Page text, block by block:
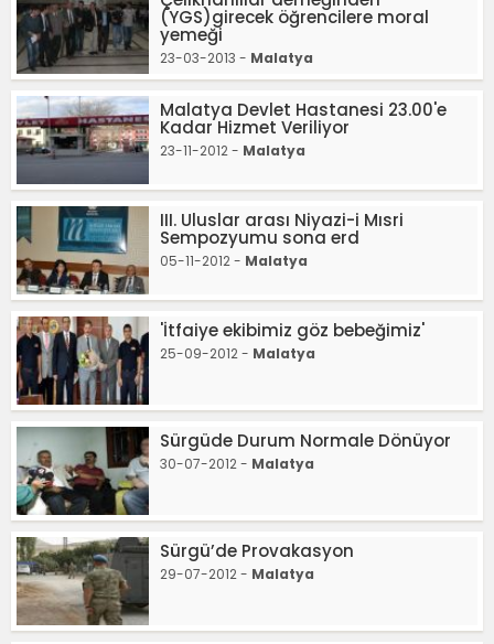
(YGS)girecek öğrencilere moral
yemeği
23-03-2013 - Malatya
Malatya Devlet Hastanesi 23.00'e
Kadar Hizmet Veriliyor
23-11-2012 - Malatya
III. Uluslar arası Niyazi-i Mısri
Sempozyumu sona erd
05-11-2012 - Malatya
'İtfaiye ekibimiz göz bebeğimiz'
25-09-2012 - Malatya
Sürgüde Durum Normale Dönüyor
30-07-2012 - Malatya
Sürgü’de Provakasyon
29-07-2012 - Malatya